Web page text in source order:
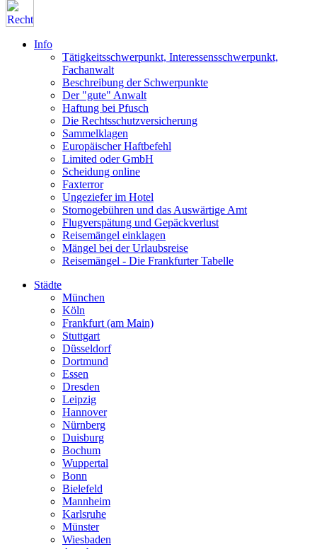
Info
Tätigkeitsschwerpunkt, Interessensschwerpunkt,
Fachanwalt
Beschreibung der Schwerpunkte
Der "gute" Anwalt
Haftung bei Pfusch
Die Rechtsschutzversicherung
Sammelklagen
Europäischer Haftbefehl
Limited oder GmbH
Scheidung online
Faxterror
Ungeziefer im Hotel
Stornogebühren und das Auswärtige Amt
Flugverspätung und Gepäckverlust
Reisemängel einklagen
Mängel bei der Urlaubsreise
Reisemängel - Die Frankfurter Tabelle
Städte
München
Köln
Frankfurt (am Main)
Stuttgart
Düsseldorf
Dortmund
Essen
Dresden
Leipzig
Hannover
Nürnberg
Duisburg
Bochum
Wuppertal
Bonn
Bielefeld
Mannheim
Karlsruhe
Münster
Wiesbaden